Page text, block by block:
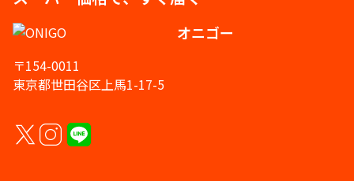
オニゴー
〒154-0011
東京都世田谷区上馬1-17-5